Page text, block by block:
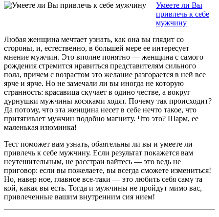
Умеете ли Вы
привлечь к себе
мужчину
Любая женщина мечтает узнать, как она вы глядит со
стороны, и, естественно, в большей мере ее интересует
мнение мужчин. Это вполне понятно — женщина с самого
рождения стремится нравиться представителям сильного
пола, причем с возрастом это желание разгорается в ней все
ярче и ярче. Но не замечали ли вы иногда не которую
странность: красавица скучает в одино честве, а вокруг
дурнушки мужчины косяками ходят. Почему так происходит?
Да потому, что эта женщина несет в себе нечто такое, что
притягивает мужчин подобно магниту. Что это? Шарм, ее
маленькая изюминка!
Тест поможет вам узнать, обаятельны ли вы и умеете ли
привлечь к себе мужчину. Если результат покажется вам
неутешительным, не расстраи вайтесь — это ведь не
приговор: если вы пожелаете, вы всегда сможете измениться!
Но, навер ное, главное все-таки — это любить себя саму та
кой, какая вы есть. Тогда и мужчины не пройдут мимо вас,
привлеченные вашим внутренним сия нием!